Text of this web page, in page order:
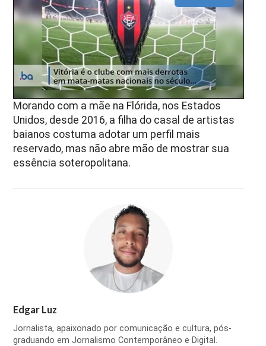
Morando com a mãe na Flórida, nos Estados
Unidos, desde 2016, a filha do casal de artistas
baianos costuma adotar um perfil mais
reservado, mas não abre mão de mostrar sua
essência soteropolitana.
Edgar Luz
Jornalista, apaixonado por comunicação e cultura, pós-
graduando em Jornalismo Contemporâneo e Digital.